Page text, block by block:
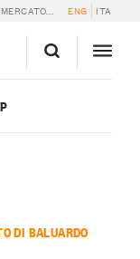
PICCOLI ANIMALI ENG ITA
DI BALUARDO